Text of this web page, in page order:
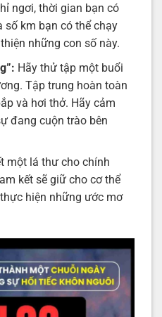
ngơi, thời gian bạn có
số km bạn có thể chạy
những con số này.
Hãy thử tập một buổi
Tập trung hoàn toàn
và hơi thở. Hãy cảm
đang cuộn trào bên
một lá thư cho chính
kết sẽ giữ cho cơ thể
hiện những ước mơ